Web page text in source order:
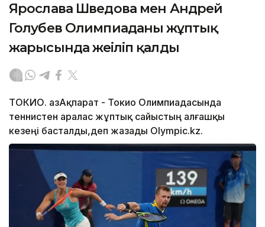
Ярослава Шведова мен Андрей
Голубев Олимпиаданың жұптық
жарысында жеңіліп қалды
ТОКИО. ҚазАқпарат - Токио Олимпиадасында
теннистен аралас жұптық сайыстың алғашқы
кезеңі басталды,деп жазады Olympic.kz.